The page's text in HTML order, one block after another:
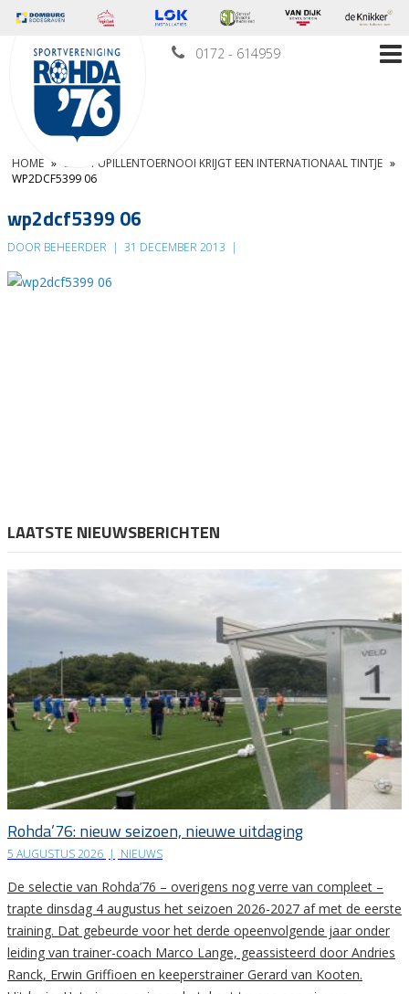
0172 - 614959
HOME » E & F PUPILLENTOERNOOI KRIJGT EEN INTERNATIONAAL TINTJE »
WP2DCF5399 06
wp2dcf5399 06
DOOR BEHEERDER | 31 DECEMBER 2013 |
LAATSTE NIEUWSBERICHTEN
Rohda’76: nieuw seizoen, nieuwe uitdaging
5 AUGUSTUS 2026 | NIEUWS
De selectie van Rohda’76 – overigens nog verre van compleet –
trapte dinsdag 4 augustus het seizoen 2026-2027 af met de eerste
training. Dat gebeurde voor het derde opeenvolgende jaar onder
leiding van trainer-coach Marco Lange, geassisteerd door Andries
Ranck, Erwin Griffioen en keeperstrainer Gerard van Kooten.